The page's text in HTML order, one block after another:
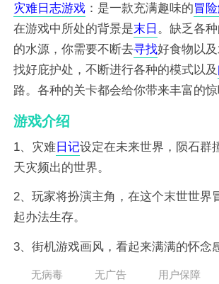
灾难日志游戏：是一款充满趣味的冒险
在游戏中所处的背景是末日 。缺乏各
的水源，你需要不断去寻找好食物以
找好庇护处，不断进行各种的模式以及
路。各种的关卡都会给你带来丰富的惊
游戏介绍
1、灾难日记设定在未来世界，陨石群
天灾频出的世界。
2、玩家将扮演主角，在这个末世世界
起办法生存。
3、街机游戏画风，看起来满满的怀念
主线等你去挑战。
无病毒 无广告 用户保障